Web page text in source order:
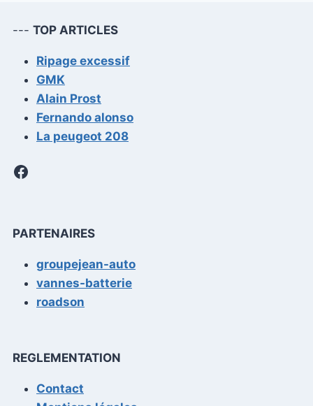
--- TOP ARTICLES
Ripage excessif
GMK
Alain Prost
Fernando alonso
La peugeot 208
Facebook
PARTENAIRES
groupejean-auto
vannes-batterie
roadson
REGLEMENTATION
Contact